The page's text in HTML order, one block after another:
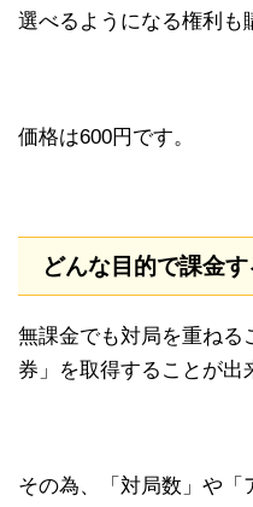
選べるようになる権利も
価格は600円です。
どんな目的で課金す
無課金でも対局を重ねる
券」を取得することが出
その為、「対局数」や